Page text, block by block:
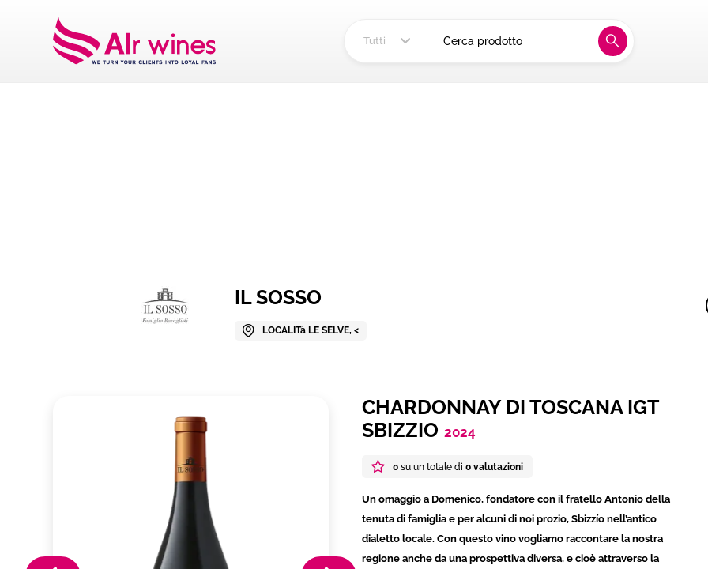
Dalla loro vendemmia, alla tua tavola
Tutti
IL SOSSO
LOCALITà LE SELVE, <
CHARDONNAY DI TOSCANA IGT
SBIZZIO 2024
0su un totale di 0 valutazioni
Un omaggio a Domenico, fondatore con il fratello Antonio della
tenuta di famiglia e per alcuni di noi prozio, Sbizzío nell’antico
dialetto locale. Con questo vino vogliamo raccontare la nostra
regione anche da una prospettiva diversa, e cioè attraverso la